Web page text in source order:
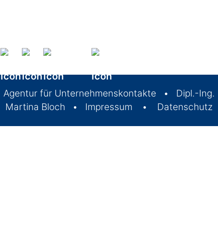
Agentur für Unternehmenskontakte •
Dipl.-Ing.
Martina Bloch
• Impressum • Datenschutz